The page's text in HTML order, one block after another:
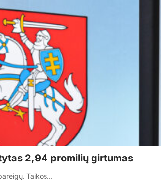
2,94 promilių girtumas
Taikos…